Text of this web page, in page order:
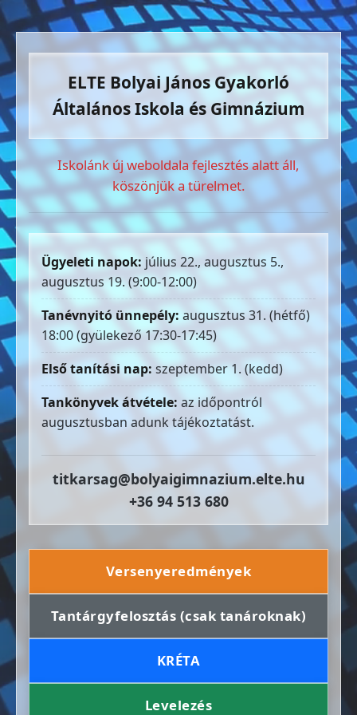
ELTE Bolyai János Gyakorló
Általános Iskola és Gimnázium
Iskolánk új weboldala fejlesztés alatt áll,
köszönjük a türelmet.
Ügyeleti napok: július 22., augusztus 5.,
augusztus 19. (9:00-12:00)
Tanévnyitó ünnepély: augusztus 31. (hétfő)
18:00 (gyülekező 17:30-17:45)
Első tanítási nap: szeptember 1. (kedd)
Tankönyvek átvétele: az időpontról
augusztusban adunk tájékoztatást.
titkarsag@bolyaigimnazium.elte.hu
+36 94 513 680
Versenyeredmények
Tantárgyfelosztás (csak tanároknak)
KRÉTA
Levelezés